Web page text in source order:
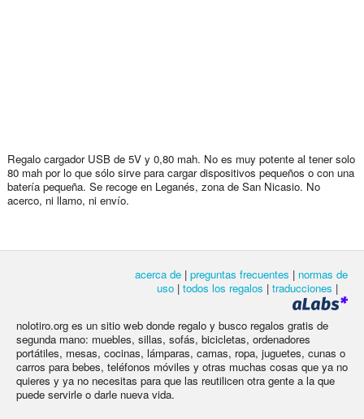
Regalo cargador USB de 5V y 0,80 mah. No es muy potente al tener solo
80 mah por lo que sólo sirve para cargar dispositivos pequeños o con una
batería pequeña. Se recoge en Leganés, zona de San Nicasio. No
acerco, ni llamo, ni envío.
acerca de | preguntas frecuentes | normas de
uso | todos los regalos | traducciones |
nolotiro.org es un sitio web donde regalo y busco regalos gratis de
segunda mano: muebles, sillas, sofás, bicicletas, ordenadores
portátiles, mesas, cocinas, lámparas, camas, ropa, juguetes, cunas o
carros para bebes, teléfonos móviles y otras muchas cosas que ya no
quieres y ya no necesitas para que las reutilicen otra gente a la que
puede servirle o darle nueva vida.